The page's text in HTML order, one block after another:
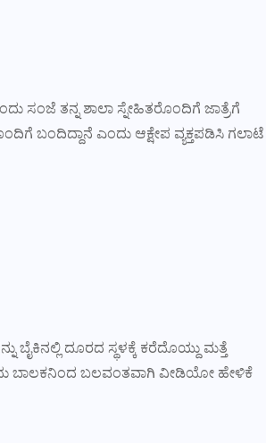
ಸಂಜೆ ತನ್ನ ಶಾಲಾ ಸ್ನೇಹಿತರೊಂದಿಗೆ ಜಾತ್ರೆಗೆ
ಬಂದಿದ್ದಾನೆ ಎಂದು ಆಕ್ಷೇಪ ವ್ಯಕ್ತಪಡಿಸಿ ಗಲಾಟೆ
ಬೈಕಿನಲ್ಲಿ ದೂರದ ಸ್ಥಳಕ್ಕೆ ಕರೆದೊಯ್ದು ಮತ್ತೆ
ಎಂದು ಬಾಲಕನಿಂದ ಬಲವಂತವಾಗಿ ವೀಡಿಯೋ ಹೇಳಿಕೆ